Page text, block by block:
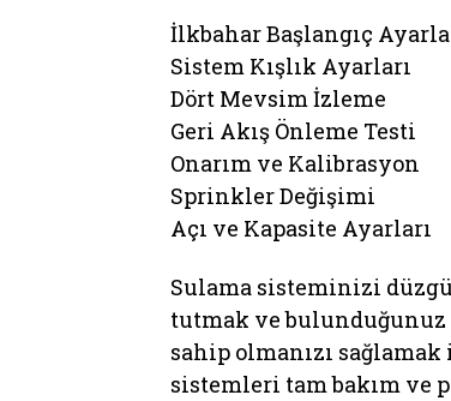
İlkbahar Başlangıç
Sistem Kışlık Ayarları
Dört Mevsim İzleme
Geri Akış Önleme Testi
Onarım ve Kalibrasyon
Sprinkler Değişimi
Açı ve Kapasite Ayarları
Sulama sisteminizi
tutmak ve
sahip olmanızı
sistemleri tam bakım ve